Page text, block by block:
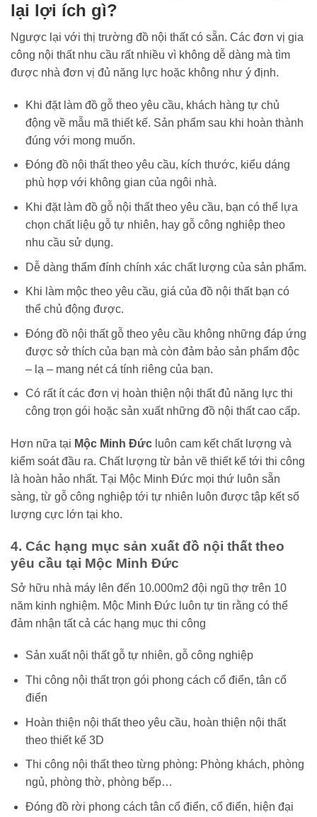
lại lợi ích gì?
Ngược lại với thị trường đồ nội thất có sẵn. Các đơn vị gia
công nội thất nhu cầu rất nhiều vì không dễ dàng mà tìm
được nhà đơn vị đủ năng lực hoặc không như ý định.
Khi đặt làm đồ gỗ theo yêu cầu, khách hàng tự chủ
động về mẫu mã thiết kế. Sản phẩm sau khi hoàn thành
đúng với mong muốn.
Đóng đồ nội thất theo yêu cầu, kích thước, kiểu dáng
phù hợp với không gian của ngôi nhà.
Khi đặt làm đồ gỗ nội thất theo yêu cầu, bạn có thể lựa
chọn chất liệu gỗ tự nhiên, hay gỗ công nghiệp theo
nhu cầu sử dụng.
Dễ dàng thẩm đính chính xác chất lượng của sản phẩm.
Khi làm mộc theo yêu cầu, giá của đồ nội thất bạn có
thể chủ động được.
Đóng đồ nội thất gỗ theo yêu cầu không những đáp ứng
được sở thích của bạn mà còn đảm bảo sản phẩm độc
– lạ – mang nét cá tính riêng của bạn.
Có rất ít các đơn vị hoàn thiện nội thất đủ năng lực thi
công trọn gói hoặc sản xuất những đồ nội thất cao cấp.
Hơn nữa tại Mộc Minh Đức luôn cam kết chất lượng và
kiểm soát đầu ra. Chất lượng từ bản vẽ thiết kế tới thi công
là hoàn hảo nhất. Tại Mộc Minh Đức mọi thứ luôn sẵn
sàng, từ gỗ công nghiệp tới tự nhiên luôn được tập kết số
lượng cực lớn tại kho.
4. Các hạng mục sản xuất đồ nội thất theo
yêu cầu tại Mộc Minh Đức
Sở hữu nhà máy lên đến 10.000m2 đội ngũ thợ trên 10
năm kinh nghiệm. Mộc Minh Đức luôn tự tin rằng có thể
đảm nhận tất cả các hạng mục thi công
Sản xuất nội thất gỗ tự nhiên, gỗ công nghiệp
Thi công nội thất trọn gói phong cách cổ điển, tân cổ
điển
Hoàn thiện nội thất theo yêu cầu, hoàn thiện nội thất
theo thiết kế 3D
Thi công nội thất theo từng phòng: Phòng khách, phòng
ngủ, phòng thờ, phòng bếp…
Đóng đồ rời phong cách tân cổ điển, cổ điển, hiện đại